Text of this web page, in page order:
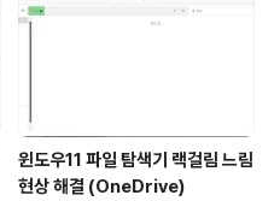
윈도우11 파일 탐색기 랙걸림 느림
현상 해결 (OneDrive)